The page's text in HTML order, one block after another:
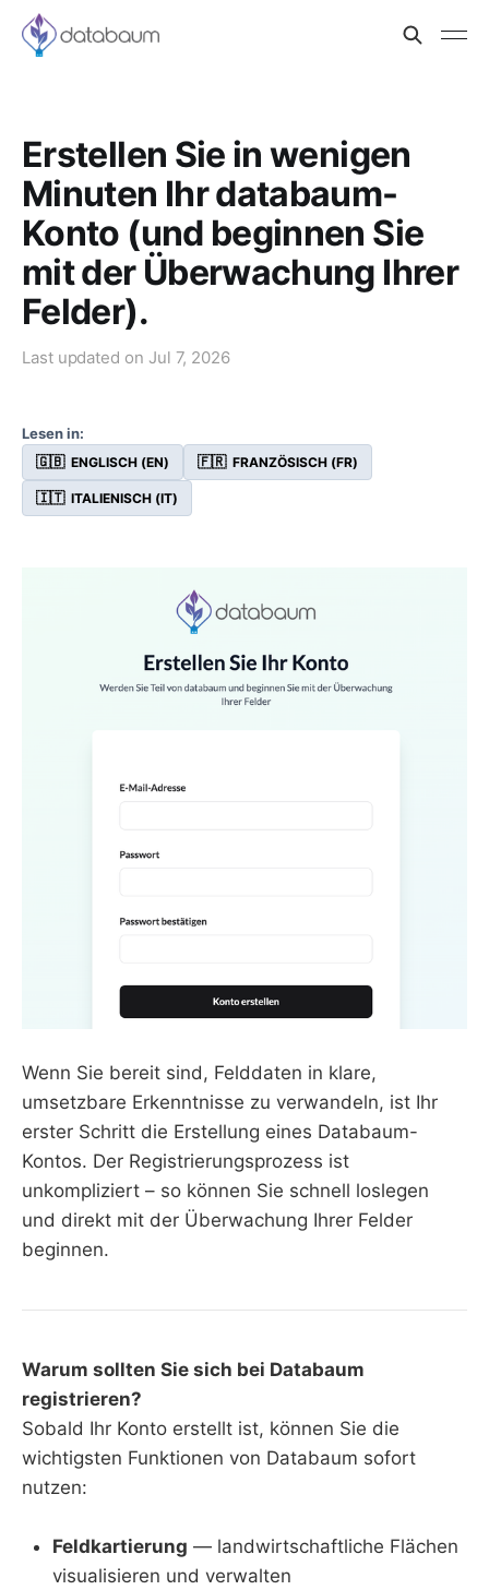
Erstellen Sie in wenigen
Minuten Ihr databaum-
Konto (und beginnen Sie
mit der Überwachung Ihrer
Felder).
Last updated on Jul 7, 2026
Lesen in:
🇬🇧 ENGLISCH (EN) 🇫🇷 FRANZÖSISCH (FR)
🇮🇹 ITALIENISCH (IT)
Wenn Sie bereit sind, Felddaten in klare,
umsetzbare Erkenntnisse zu verwandeln, ist Ihr
erster Schritt die Erstellung eines Databaum-
Kontos. Der Registrierungsprozess ist
unkompliziert – so können Sie schnell loslegen
und direkt mit der Überwachung Ihrer Felder
beginnen.
Warum sollten Sie sich bei Databaum
registrieren?
Sobald Ihr Konto erstellt ist, können Sie die
wichtigsten Funktionen von Databaum sofort
nutzen:
Feldkartierung — landwirtschaftliche Flächen
visualisieren und verwalten